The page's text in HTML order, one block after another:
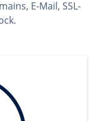
E-Mail, SSL-